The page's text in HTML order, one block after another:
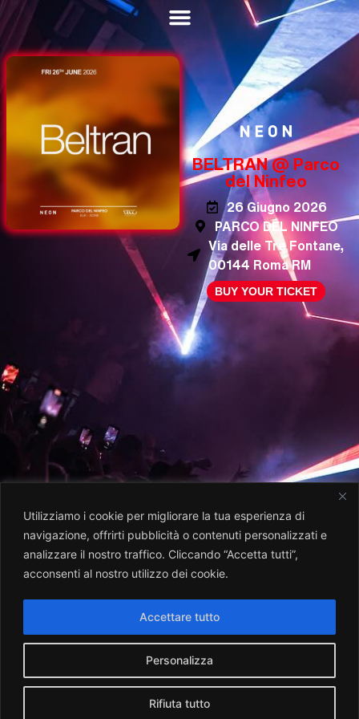
Utilizziamo i cookie per migliorare la tua esperienza di
navigazione, offrirti pubblicità o contenuti personalizzati e
analizzare il nostro traffico. Cliccando “Accetta tutti”,
acconsenti al nostro utilizzo dei cookie.
Personalizza
Rifiuta tutto
Accettare tutto
BELTRAN @ Parco
del Ninfeo
26 Giugno 2026
PARCO DEL NINFEO
Via delle Tre Fontane,
00144 Roma RM
BUY YOUR TICKET